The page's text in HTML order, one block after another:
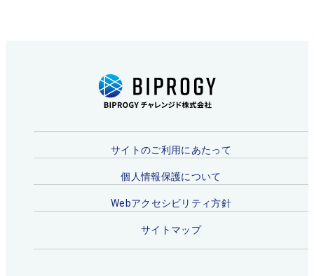
で
開
く
サイトのご利用にあたって
個人情報保護について
Webアクセシビリティ方針
サイトマップ